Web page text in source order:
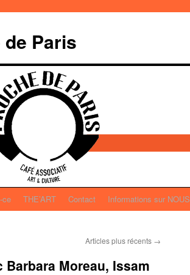
Paris
ce THE’ART Contact Informations sur NOUS
Articles plus récents →
Barbara Moreau, Issam